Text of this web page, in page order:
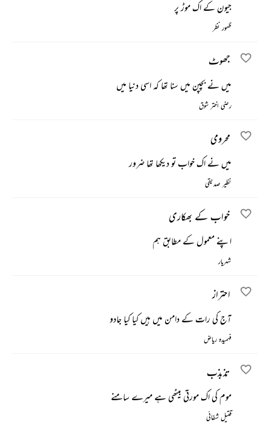
جیون کے اک موڑ پر
ظہور نظر
جھوٹ
میں نے بچپن میں سنا تھا کہ اسی دنیا میں
رضی اختر شوق
محرومی
میں نے اک خواب تو دیکھا تھا ضرور
نظیر صدیقی
خواب کے بھکاری
اپنے معمول کے مطابق ہم
شہریار
احتراز
آج کی رات کے دامن میں ہیں کیا کیا جادو
فہمیدہ ریاض
تذبذب
موم کی اک مورتی بیٹھی ہے میرے سامنے
قتیل شفائی